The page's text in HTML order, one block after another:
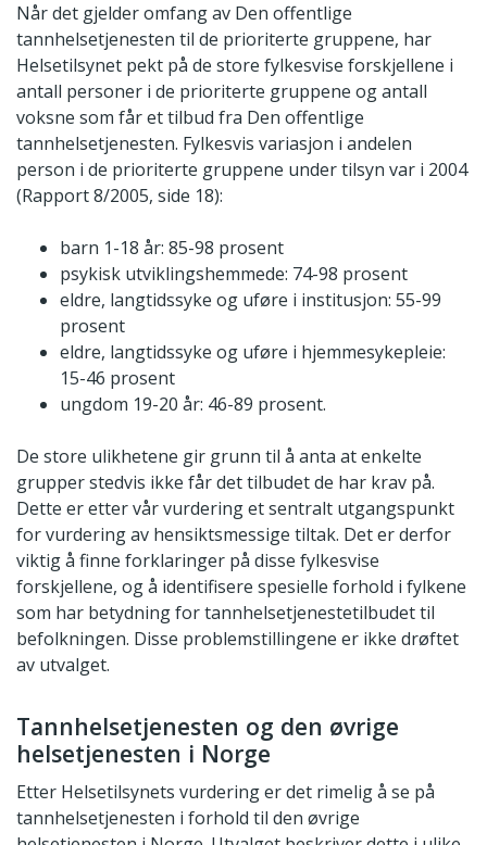
Når det gjelder omfang av Den offentlige
tannhelsetjenesten til de prioriterte gruppene, har
Helsetilsynet pekt på de store fylkesvise forskjellene i
antall personer i de prioriterte gruppene og antall
voksne som får et tilbud fra Den offentlige
tannhelsetjenesten. Fylkesvis variasjon i andelen
person i de prioriterte gruppene under tilsyn var i 2004
(Rapport 8/2005, side 18):
barn 1-18 år: 85-98 prosent
psykisk utviklingshemmede: 74-98 prosent
eldre, langtidssyke og uføre i institusjon: 55-99
prosent
eldre, langtidssyke og uføre i hjemmesykepleie:
15-46 prosent
ungdom 19-20 år: 46-89 prosent.
De store ulikhetene gir grunn til å anta at enkelte
grupper stedvis ikke får det tilbudet de har krav på.
Dette er etter vår vurdering et sentralt utgangspunkt
for vurdering av hensiktsmessige tiltak. Det er derfor
viktig å finne forklaringer på disse fylkesvise
forskjellene, og å identifisere spesielle forhold i fylkene
som har betydning for tannhelsetjenestetilbudet til
befolkningen. Disse problemstillingene er ikke drøftet
av utvalget.
Tannhelsetjenesten og den øvrige
helsetjenesten i Norge
Etter Helsetilsynets vurdering er det rimelig å se på
tannhelsetjenesten i forhold til den øvrige